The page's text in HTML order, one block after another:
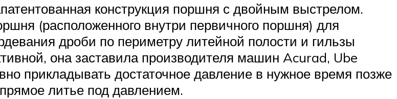
конструкция поршня с двойным выстрелом.
(расположенного внутри первичного поршня) для
дроби по периметру литейной полости и гильзы
она заставила производителя машин Acurad, Ube
прикладывать достаточное давление в нужное время позже
литье под давлением.